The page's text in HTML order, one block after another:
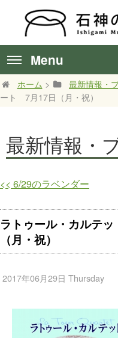
Menu
ホーム > 最新情報・
ート 7月17日（月・祝）
最新情報・
<< 6/29のラベンダー
ラトゥール・カルテ
（月・祝）
2017年06月29日 Thursday